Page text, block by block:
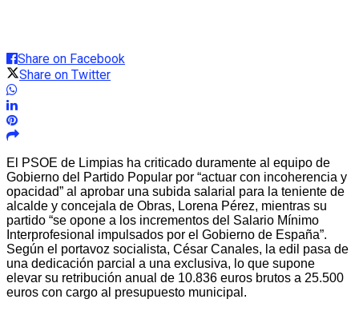
Share on Facebook
Share on Twitter
El PSOE de Limpias ha criticado duramente al equipo de
Gobierno del Partido Popular por “actuar con incoherencia y
opacidad” al aprobar una subida salarial para la teniente de
alcalde y concejala de Obras, Lorena Pérez, mientras su
partido “se opone a los incrementos del Salario Mínimo
Interprofesional impulsados por el Gobierno de España”.
Según el portavoz socialista, César Canales, la edil pasa de
una dedicación parcial a una exclusiva, lo que supone
elevar su retribución anual de 10.836 euros brutos a 25.500
euros con cargo al presupuesto municipal.